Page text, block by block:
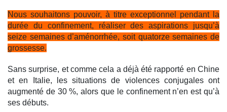
Nous souhaitons pouvoir, à titre exceptionnel pendant la
durée du confinement, réaliser des aspirations jusqu’à
seize semaines d’aménorrhée, soit quatorze semaines de
grossesse.
Sans surprise, et comme cela a déjà été rapporté en Chine
et en Italie, les situations de violences conjugales ont
augmenté de 30 %, alors que le confinement n’en est qu’à
ses débuts.